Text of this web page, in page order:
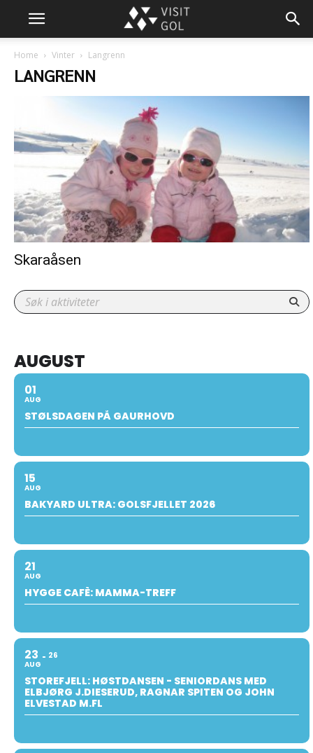
Home Vinter Langrenn
LANGRENN
Skaraåsen
AUGUST
01
AUG
STØLSDAGEN PÅ GAURHOVD
15
AUG
BAKYARD ULTRA: GOLSFJELLET 2026
21
AUG
HYGGE CAFÈ: MAMMA-TREFF
23
AUG
26
STOREFJELL: HØSTDANSEN - SENIORDANS MED
ELBJØRG J.DIESERUD, RAGNAR SPITEN OG JOHN
ELVESTAD M.FL